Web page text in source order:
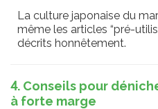
La culture japonaise du
même les articles “pré-
décrits honnêtement.
4. Conseils pour
à forte marge